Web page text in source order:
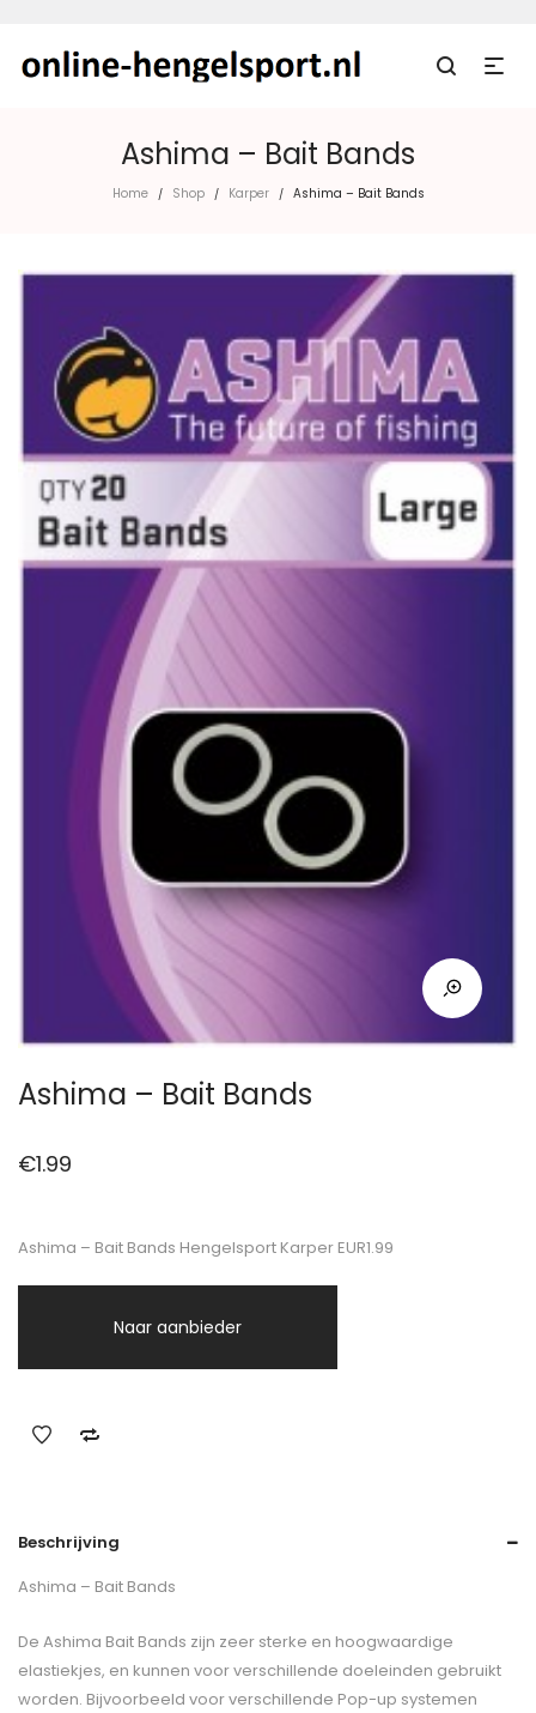
Ashima – Bait Bands
Home / Shop / Karper / Ashima – Bait Bands
Ashima – Bait Bands
€1.99
Ashima – Bait Bands Hengelsport Karper EUR1.99
Naar aanbieder
Beschrijving
Ashima – Bait Bands
De Ashima Bait Bands zijn zeer sterke en hoogwaardige
elastiekjes, en kunnen voor verschillende doeleinden gebruikt
worden. Bijvoorbeeld voor verschillende Pop-up systemen